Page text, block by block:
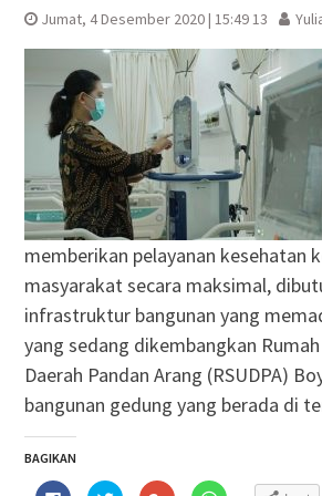
Jumat, 4 Desember 2020 | 15:49 13
memberikan pelayanan kesehatan
masyarakat secara maksimal,
infrastruktur bangunan yang
yang sedang dikembangkan
Daerah Pandan Arang (RSUDPA)
bangunan gedung yang berada di
BAGIKAN